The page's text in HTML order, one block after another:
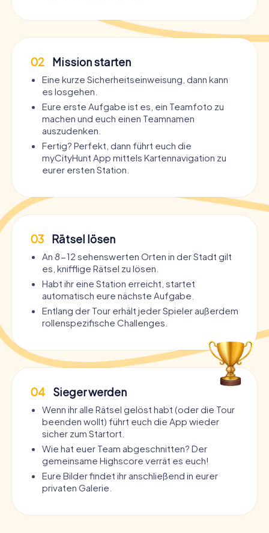
02 Mission starten
Eine kurze Sicherheitseinweisung, dann kann
es losgehen.
Eure erste Aufgabe ist es, ein Teamfoto zu
machen und euch einen Teamnamen
auszudenken.
Fertig? Perfekt, dann führt euch die
myCityHunt App mittels Kartennavigation zu
eurer ersten Station.
03 Rätsel lösen
An 8-12 sehenswerten Orten in der Stadt gilt
es, knifflige Rätsel zu lösen.
Habt ihr eine Station erreicht, startet
automatisch eure nächste Aufgabe.
Entlang der Tour erhält jeder Spieler außerdem
rollenspezifische Challenges.
04 Sieger werden
Wenn ihr alle Rätsel gelöst habt (oder die Tour
beenden wollt) führt euch die App wieder
sicher zum Startort.
Wie hat euer Team abgeschnitten? Der
gemeinsame Highscore verrät es euch!
Eure Bilder findet ihr anschließend in eurer
privaten Galerie.